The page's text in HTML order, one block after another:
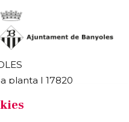
planta | 17820